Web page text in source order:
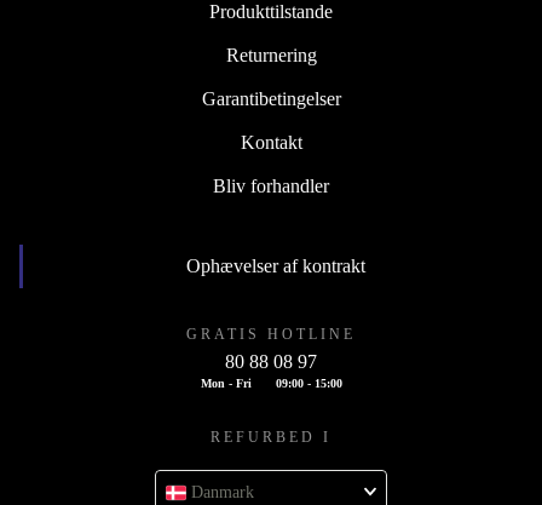
Produkttilstande
Returnering
Garantibetingelser
Kontakt
Bliv forhandler
Ophævelser af kontrakt
GRATIS HOTLINE
80 88 08 97
Mon - Fri 09:00 - 15:00
REFURBED I
Danmark